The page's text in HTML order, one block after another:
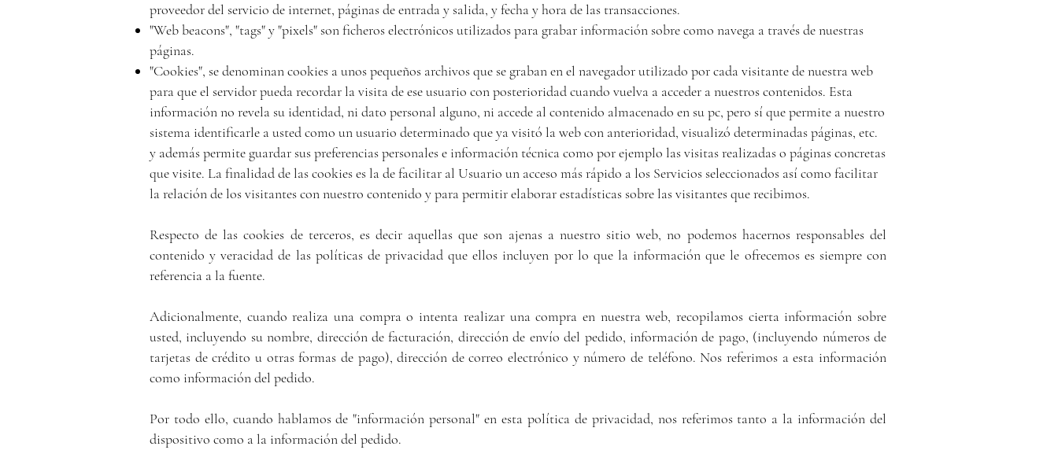
proveedor del servicio de internet, páginas de entrada y salida, y fecha y hora de las transacciones.
"Web beacons", "tags" y "pixels" son ficheros electrónicos utilizados para grabar información sobre como navega a través de nuestras
páginas.
"Cookies", se denominan cookies a unos pequeños archivos que se graban en el navegador utilizado por cada visitante de nuestra web
para que el servidor pueda recordar la visita de ese usuario con posterioridad cuando vuelva a acceder a nuestros contenidos. Esta
información no revela su identidad, ni dato personal alguno, ni accede al contenido almacenado en su pc, pero sí que permite a nuestro
sistema identificarle a usted como un usuario determinado que ya visitó la web con anterioridad, visualizó determinadas páginas, etc.
y además permite guardar sus preferencias personales e información técnica como por ejemplo las visitas realizadas o páginas concretas
que visite. La finalidad de las cookies es la de facilitar al Usuario un acceso más rápido a los Servicios seleccionados así como facilitar
la relación de los visitantes con nuestro contenido y para permitir elaborar estadísticas sobre las visitantes que recibimos.
Respecto de las cookies de terceros, es decir aquellas que son ajenas a nuestro sitio web, no podemos hacernos responsables del
contenido y veracidad de las políticas de privacidad que ellos incluyen por lo que la información que le ofrecemos es siempre con
referencia a la fuente.
Adicionalmente, cuando realiza una compra o intenta realizar una compra en nuestra web, recopilamos cierta información sobre
usted, incluyendo su nombre, dirección de facturación, dirección de envío del pedido, información de pago, (incluyendo números de
tarjetas de crédito u otras formas de pago), dirección de correo electrónico y número de teléfono. Nos referimos a esta información
como información del pedido.
Por todo ello, cuando hablamos de "información personal" en esta política de privacidad, nos referimos tanto a la información del
dispositivo como a la información del pedido.